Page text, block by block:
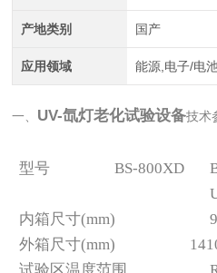
产地类别 国产
应用领域 能源,电子/电
一、 UV-氙灯老化试验设备技术
型号 BS-800XD
内箱尺寸(mm)
外箱尺寸(mm)
试验区温度范围